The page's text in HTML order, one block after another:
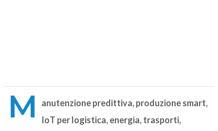
M
anutenzione predittiva, produzione smart,
IoT per logistica, energia, trasporti,